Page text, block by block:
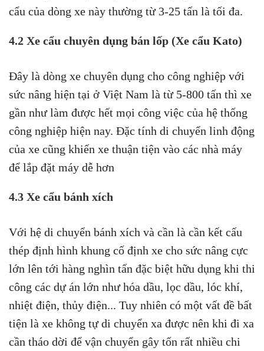
cẩu của dòng xe này thường từ 3-25 tấn là tối đa.
4.2 Xe cẩu chuyên dụng bán lốp (Xe cẩu Kato)
Đây là dòng xe chuyên dụng cho công nghiệp với
sức nâng hiện tại ở Việt Nam là từ 5-800 tấn thì xe
gần như làm được hết mọi công việc của hệ thống
công nghiệp hiện nay. Đặc tính di chuyển linh động
của xe cũng khiến xe thuận tiện vào các nhà máy
để lắp đặt máy dễ hơn
4.3 Xe cẩu bánh xích
Với hệ di chuyển bánh xích và cần là cần kết cấu
thép định hình khung cố định xe cho sức nâng cực
lớn lên tới hàng nghìn tấn đặc biệt hữu dụng khi thi
công các dự án lớn như hóa dầu, lọc dầu, lóc khí,
nhiệt điện, thủy điện... Tuy nhiên có một vất đề bất
tiện là xe không tự di chuyển xa được nên khi đi xa
cần tháo dời để vận chuyển gây tốn rất nhiều chi